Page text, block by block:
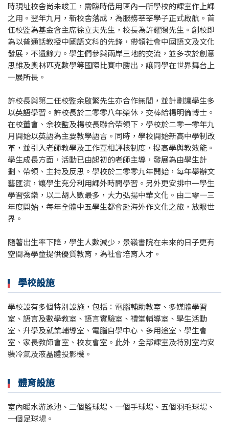
時現址校舍尚未竣工，需臨時借用區內一所學校的課室作上課
之用。翌年九月，新校舍落成，為服務莘莘學子正式啟航。首
任校監為基金會主席徐立夫先生，校長為許耀賜先生。創校即
為以普通話教授中國語文科的先鋒，帶領社會中國語文及文化
發展，不遺餘力。學生們參與兩岸三地的交流，並多次於創意
思維及奧林匹克數學等國際比賽中勝出，讓同學在世界舞台上
一展所長。
許校長與第二任校監余啟繁先生亦合作無間，並計劃讓學生多
以英語學習。許校長於二零零八年榮休，交棒給楊明倫博士。
在校董會、余校監及楊校長聯合帶領下，學校於二零一零年九
月開始以英語為主要教學語言。同時，學校開始新高中學制改
革，並引入老師教學及工作互相評核制度，提高學與教效能。
學生成長方面，活動已由起初的老師主導，發展為由學生計
劃、帶領、主持及反思。學校於二零零九年開始，每年舉辦文
藝匯演，讓學生充分利用課外時間學習。另外更安排中一學生
學習弦樂，以二胡人數最多，大力弘揚中華文化。由二零一三
年度開始，每年全體中五學生都會赴海外作文化之旅，放眼世
界。
隨著出生率下降，學生人數減少，景嶺書院在未來的日子更有
空間為學童提供優質教育，為社會培育人才。
學校設施
學校設有多個特別設施，包括：電腦輔助教室、多媒體學習
室、語言及數學教室、語言實驗室、禮堂輔導室、學生活動
室、升學及就業輔導室、電腦自學中心、多用途室、學生會
室、家長教師會室、校友會室。此外，全部課室及特別室均安
裝冷氣及液晶體投影機。
體育設施
室內暖水游泳池、二個籃球場、一個手球場、五個羽毛球場、
一個足球場。